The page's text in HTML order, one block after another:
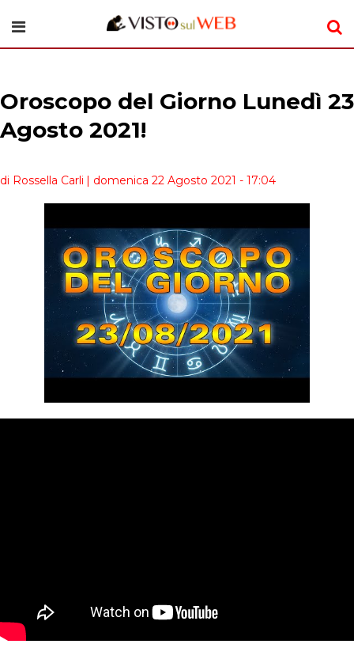
Oroscopo del Giorno Lunedì 23
Agosto 2021!
di Rossella Carli | domenica 22 Agosto 2021 - 17:04